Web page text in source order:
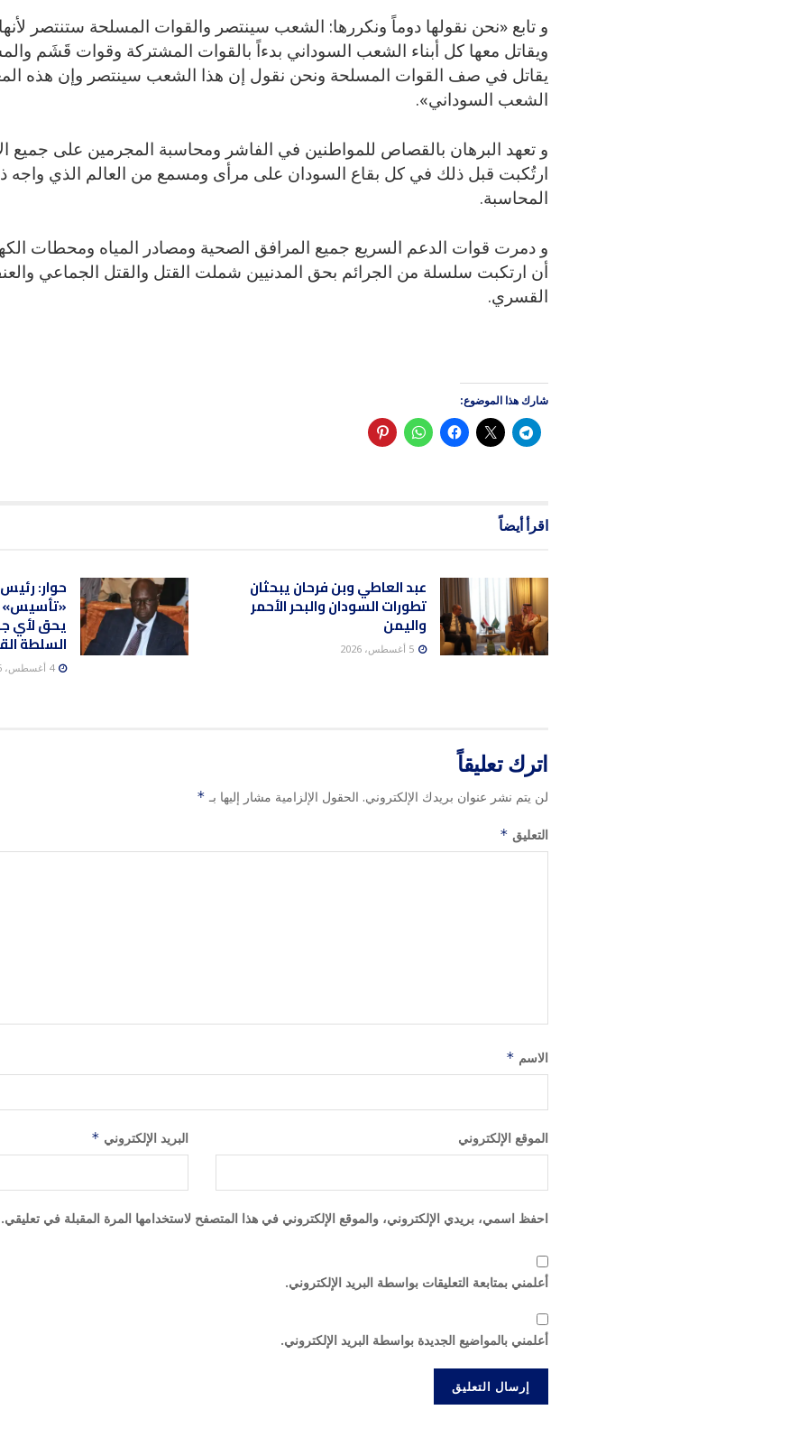
و تابع «نحن نقولها دوماً ونكررها: الشعب سينتصر والقوات المسلحة ستنتصر
ويقاتل معها كل أبناء الشعب السوداني بدءاً بالقوات المشتركة وقوات قَشَم
يقاتل في صف القوات المسلحة ونحن نقول إن هذا الشعب سينتصر وإن هذه
الشعب السوداني».
و تعهد البرهان بالقصاص للمواطنين في الفاشر ومحاسبة المجرمين على جميع
ارتُكبت قبل ذلك في كل بقاع السودان على مرأى ومسمع من العالم الذي واجه
المحاسبة.
و دمرت قوات الدعم السريع جميع المرافق الصحية ومصادر المياه ومحطات
أن ارتكبت سلسلة من الجرائم بحق المدنيين شملت القتل والقتل الجماعي
القسري.
شارك هذا الموضوع:
اقرأ أيضاً
عبد العاطي وبن فرحان يبحثان
تطورات السودان والبحر الأحمر
واليمن
حوار:
«تأسيس»
يحق لأي
السلطة
4 أغسطس، 2026
اترك تعليقاً
لن يتم نشر عنوان بريدك الإلكتروني. الحقول الإلزامية مشار إليها بـ *
التعليق *
الاسم *
البريد الإلكتروني * الموقع الإلكتروني
احفظ اسمي، بريدي الإلكتروني، والموقع الإلكتروني في هذا المتصفح لاستخدامها المرة المقبلة في تعليقي.
أعلمني بمتابعة التعليقات بواسطة البريد الإلكتروني.
أعلمني بالمواضيع الجديدة بواسطة البريد الإلكتروني.